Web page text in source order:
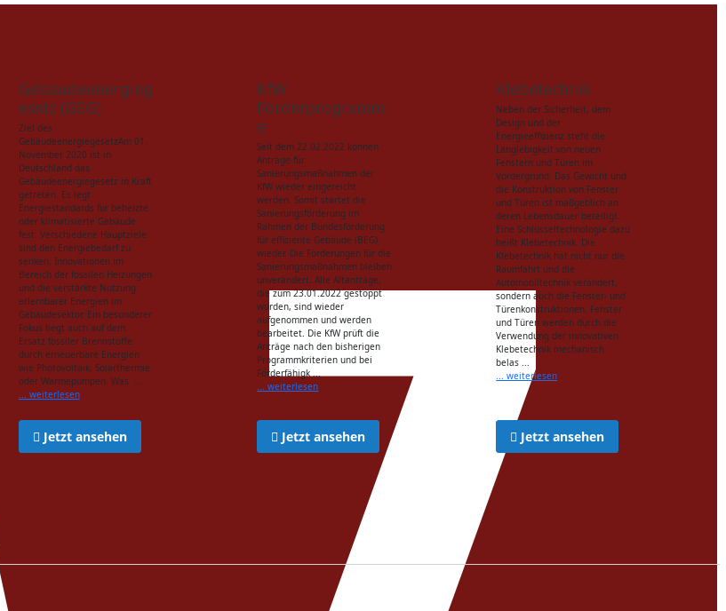
Gebäudeenergieg
esetz (GEG)
Ziel des
GebäudeenergiegesetzAm 01.
November 2020 ist in
Deutschland das
Gebäudeenergiegesetz in Kraft
getreten. Es legt
Energiestandards für beheizte
oder klimatisierte Gebäude
fest. Verschiedene Hauptziele
sind den Energiebedarf zu
senken, Innovationen im
Bereich der fossilen Heizungen
und die verstärkte Nutzung
erlernbarer Energien im
Gebäudesektor. Ein besonderer
Fokus liegt auch auf dem
Ersatz fossiler Brennstoffe
durch erneuerbare Energien
wie Photovoltaik, Solarthermie
oder Wärmepumpen. Was ...
... weiterlesen
Jetzt ansehen
KfW
Förderprogramm
e
Seit dem 22.02.2022 können
Anträge für
Sanierungsmaßnahmen der
KfW wieder eingereicht
werden. Somit startet die
Sanierungsförderung im
Rahmen der Bundesförderung
für effiziente Gebäude (BEG)
wieder. Die Förderungen für die
Sanierungsmaßnahmen bleiben
unverändert. Alle Altanträge,
die zum 23.01.2022 gestoppt
wurden, sind wieder
aufgenommen und werden
bearbeitet. Die KfW prüft die
Anträge nach den bisherigen
Programmkriterien und bei
Förderfähigk ...
... weiterlesen
Jetzt ansehen
Klebetechnik
Neben der Sicherheit, dem
Design und der
Energieeffizienz steht die
Langlebigkeit von neuen
Fenstern und Türen im
Vordergrund. Das Gewicht und
die Konstruktion von Fenster
und Türen ist maßgeblich an
deren Lebensdauer beteiligt.
Eine Schlüsseltechnologie dazu
heißt Klebetechnik. Die
Klebetechnik hat nicht nur die
Raumfahrt und die
Automobiltechnik verändert,
sondern auch die Fenster- und
Türenkonstruktionen. Fenster
und Türen werden durch die
Verwendung der innovativen
Klebetechnik mechanisch
belas ...
... weiterlesen
Jetzt ansehen